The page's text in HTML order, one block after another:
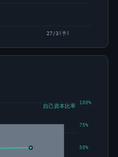
27/3(予)
50%
75%
100%
自己資本比率